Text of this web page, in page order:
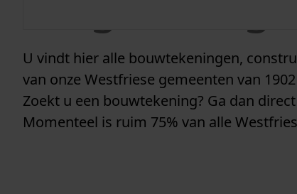
U vindt hier alle bouwtekeningen,
van onze Westfriese gemeenten van
Zoekt u een bouwtekening? Ga dan
Momenteel is ruim 75% van alle